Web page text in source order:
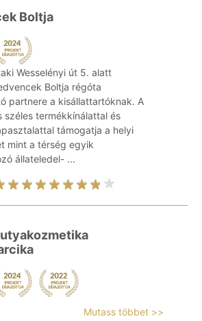
Boltja
Wesselényi út 5. alatt
Boltja régóta
partnere a kisállattartóknak. A
széles termékkínálattal és
támogatja a helyi
mint a térség egyik
állateledel- ...
Mutass többet >>